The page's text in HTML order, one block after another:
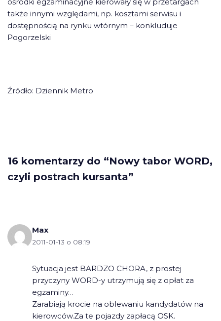
także innymi względami, np. kosztami serwisu i
dostępnością na rynku wtórnym – konkluduje
Pogorzelski
Źródło: Dziennik Metro
16 komentarzy do “Nowy tabor WORD,
czyli postrach kursanta”
Max
2011-01-13 o 08:19
Sytuacja jest BARDZO CHORA, z prostej
przyczyny WORD-y utrzymują się z opłat za
egzaminy…
Zarabiają krocie na oblewaniu kandydatów na
kierowców.Za te pojazdy zapłacą OSK.